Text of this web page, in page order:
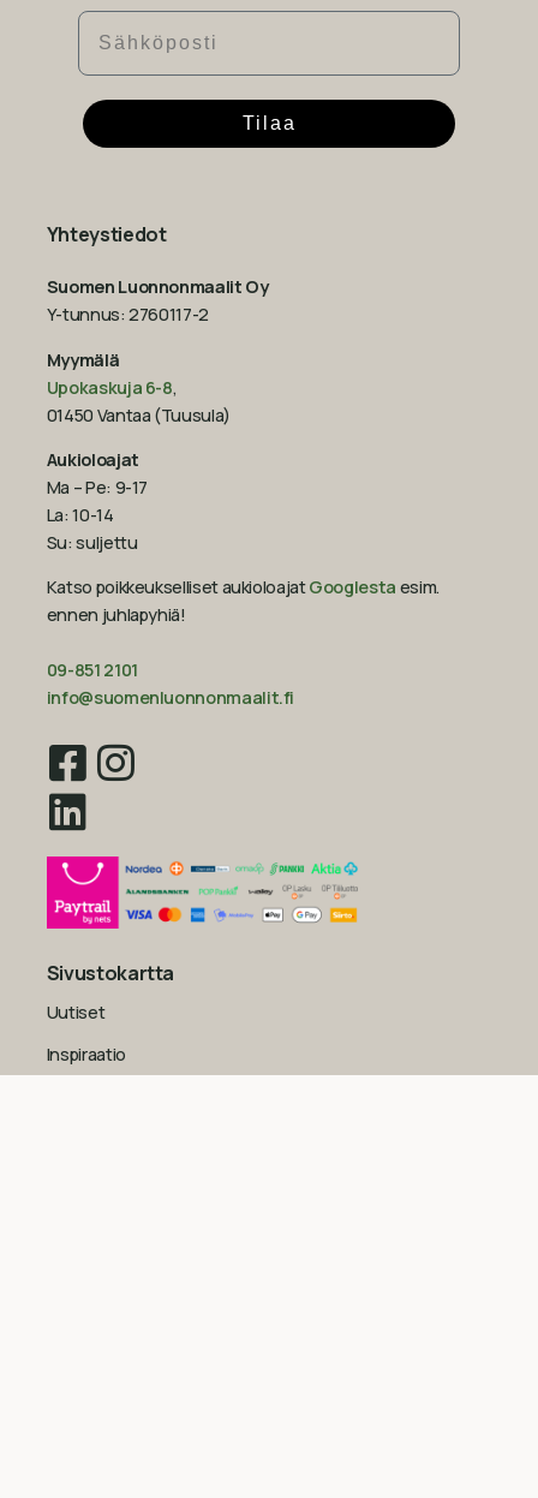
Sähköposti
Tilaa
Yhteystiedot
Suomen Luonnonmaalit Oy
Y-tunnus: 2760117-2
Myymälä
Upokaskuja 6-8,
01450 Vantaa (Tuusula)
Aukioloajat
Ma – Pe: 9-17
La: 10-14
Su: suljettu
Katso poikkeukselliset aukioloajatGooglesta esim.
ennen juhlapyhiä!‍
09-851 2101
info@suomenluonnonmaalit.fi
Sivustokartta
Uutiset
Inspiraatio